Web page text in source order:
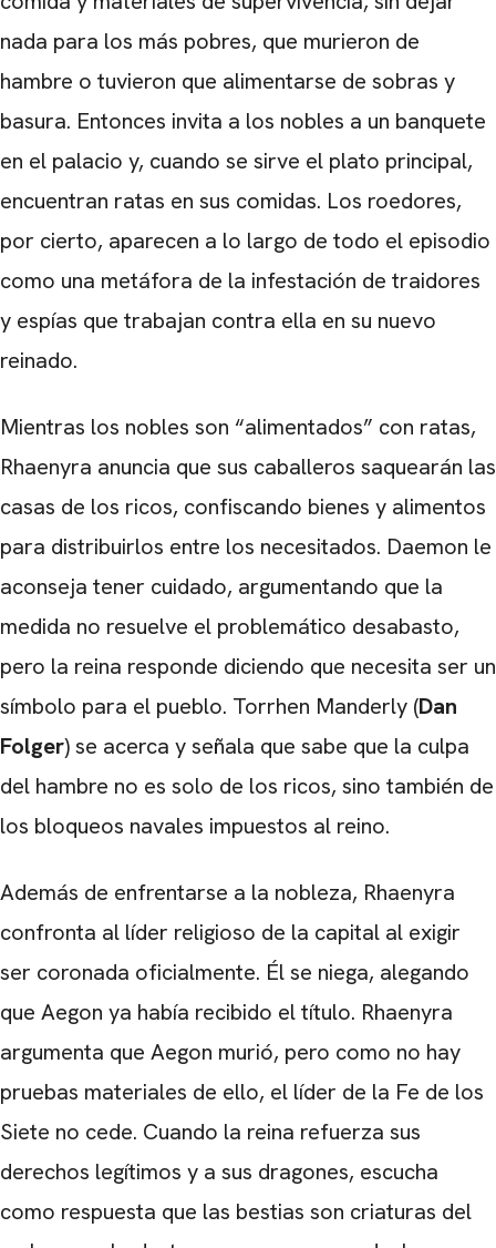
nada para los más pobres, que murieron de
hambre o tuvieron que alimentarse de sobras y
basura. Entonces invita a los nobles a un banquete
en el palacio y, cuando se sirve el plato principal,
encuentran ratas en sus comidas. Los roedores,
por cierto, aparecen a lo largo de todo el episodio
como una metáfora de la infestación de traidores
y espías que trabajan contra ella en su nuevo
reinado.
Mientras los nobles son “alimentados” con ratas,
Rhaenyra anuncia que sus caballeros saquearán las
casas de los ricos, confiscando bienes y alimentos
para distribuirlos entre los necesitados. Daemon le
aconseja tener cuidado, argumentando que la
medida no resuelve el problemático desabasto,
pero la reina responde diciendo que necesita ser un
símbolo para el pueblo. Torrhen Manderly (Dan
Folger) se acerca y señala que sabe que la culpa
del hambre no es solo de los ricos, sino también de
los bloqueos navales impuestos al reino.
Además de enfrentarse a la nobleza, Rhaenyra
confronta al líder religioso de la capital al exigir
ser coronada oficialmente. Él se niega, alegando
que Aegon ya había recibido el título. Rhaenyra
argumenta que Aegon murió, pero como no hay
pruebas materiales de ello, el líder de la Fe de los
Siete no cede. Cuando la reina refuerza sus
derechos legítimos y a sus dragones, escucha
como respuesta que las bestias son criaturas del